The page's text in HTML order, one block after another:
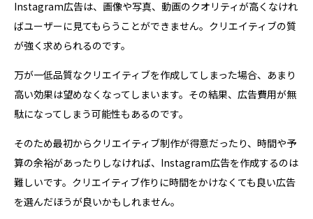
Instagram広告は、画像や写真、動画のクオリティが高くなけれ
ばユーザーに見てもらうことができません。クリエイティブの質
が強く求められるのです。
万が一低品質なクリエイティブを作成してしまった場合、あまり
高い効果は望めなくなってしまいます。その結果、広告費用が無
駄になってしまう可能性もあるのです。
そのため最初からクリエイティブ制作が得意だったり、時間や予
算の余裕があったりしなければ、Instagram広告を作成するのは
難しいです。クリエイティブ作りに時間をかけなくても良い広告
を選んだほうが良いかもしれません。